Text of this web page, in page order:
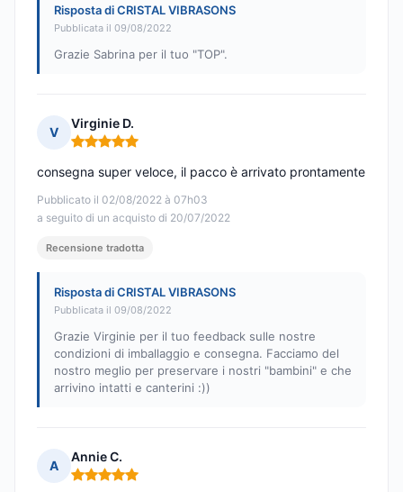
Risposta di CRISTAL VIBRASONS
Pubblicata il 09/08/2022
Grazie Sabrina per il tuo "TOP".
V
Virginie D.
Nota: 5 su 5
Pubblicato il 02/08/2022 à 07h03
a seguito di un acquisto di 20/07/2022
consegna super veloce, il pacco è arrivato prontamente
Recensione tradotta
Risposta di CRISTAL VIBRASONS
Pubblicata il 09/08/2022
Grazie Virginie per il tuo feedback sulle nostre
condizioni di imballaggio e consegna. Facciamo del
nostro meglio per preservare i nostri "bambini" e che
arrivino intatti e canterini :))
A
Annie C.
Nota: 5 su 5